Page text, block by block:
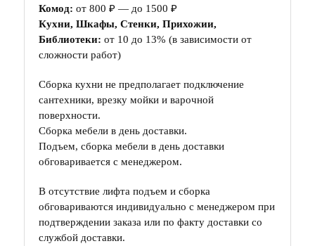
Комод: от 800 ₽ — до 1500 ₽
Кухни, Шкафы, Стенки, Прихожии,
Библиотеки: от 10 до 13% (в зависимости от
сложности работ)
Сборка кухни не предполагает подключение
сантехники, врезку мойки и варочной
поверхности.
Сборка мебели в день доставки.
Подъем, сборка мебели в день доставки
обговаривается с менеджером.
В отсутствие лифта подъем и сборка
обговариваются индивидуально с менеджером при
подтверждении заказа или по факту доставки со
службой доставки.